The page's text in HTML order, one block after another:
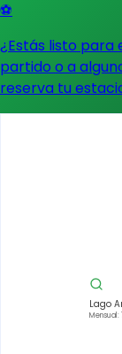
⚽
¿Estás listo para
partido o a
reserva tu
Lago
Miguel
Mensual: